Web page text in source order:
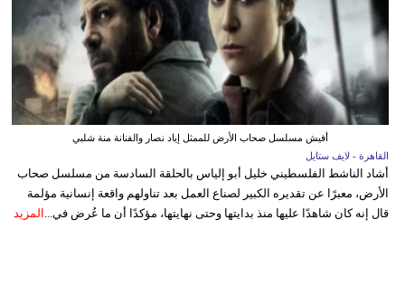
أفيش مسلسل صحاب الأرض للممثل إياد نصار والفنانة منة شلبي
القاهرة - لايف ستايل
أشاد الناشط الفلسطيني خليل أبو إلياس بالحلقة السادسة من مسلسل صحاب
الأرض، معبرًا عن تقديره الكبير لصناع العمل بعد تناولهم واقعة إنسانية مؤلمة
قال إنه كان شاهدًا عليها منذ بدايتها وحتى نهايتها، مؤكدًا أن ما عُرض في... المزيد